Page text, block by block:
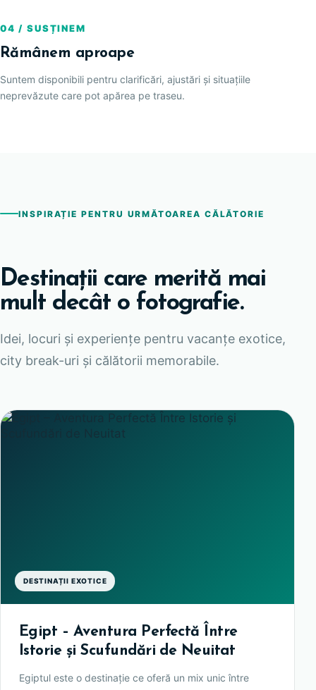
04 / SUSȚINEM
Rămânem aproape
Suntem disponibili pentru clarificări, ajustări și situațiile
neprevăzute care pot apărea pe traseu.
INSPIRAȚIE PENTRU URMĂTOAREA CĂLĂTORIE
Destinații care merită mai
mult decât o fotografie.
Idei, locuri și experiențe pentru vacanțe exotice,
city break-uri și călătorii memorabile.
DESTINAȚII EXOTICE
Egipt – Aventura Perfectă Între
Istorie și Scufundări de Neuitat
Egiptul este o destinație ce oferă un mix unic între